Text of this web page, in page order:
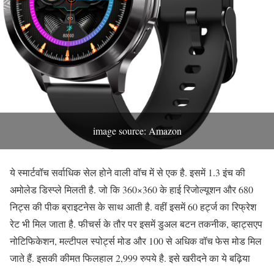
image source: Amazon
ये स्मार्टवॉच सर्वाधिक सेल होने वाली वॉच में से एक है. इसमें 1.3 इंच की
अमोलेड डिस्प्ले मिलती है. जो कि 360×360 के हाई रिजोल्यूशन और 680
निट्स की पीक ब्राइटनेस के साथ आती है. वहीं इसमें 60 हर्ट्ज का रिफ्रेश
रेट भी मिल जाता है. फीचर्स के तौर पर इसमें डुअल बटन तकनीक, व्हाट्सएप
नोटिफिकेशन, मल्टीपल स्पोर्ट्स मोड और 100 से अधिक वॉच फेस मोड मिल
जाते हैं. इसकी कीमत फिलहाल 2,999 रुपये है. इसे खरीदने का ये बढ़िया